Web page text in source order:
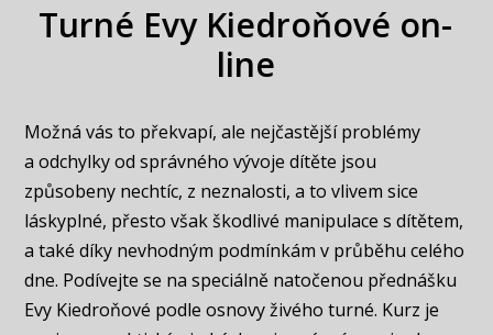
Turné Evy Kiedroňové on-
line
Možná vás to překvapí, ale nejčastější problémy
a odchylky od správného vývoje dítěte jsou
způsobeny nechtíc, z neznalosti, a to vlivem sice
láskyplné, přesto však škodlivé manipulace s dítětem,
a také díky nevhodným podmínkám v průběhu celého
dne. Podívejte se na speciálně natočenou přednášku
Evy Kiedroňové podle osnovy živého turné. Kurz je